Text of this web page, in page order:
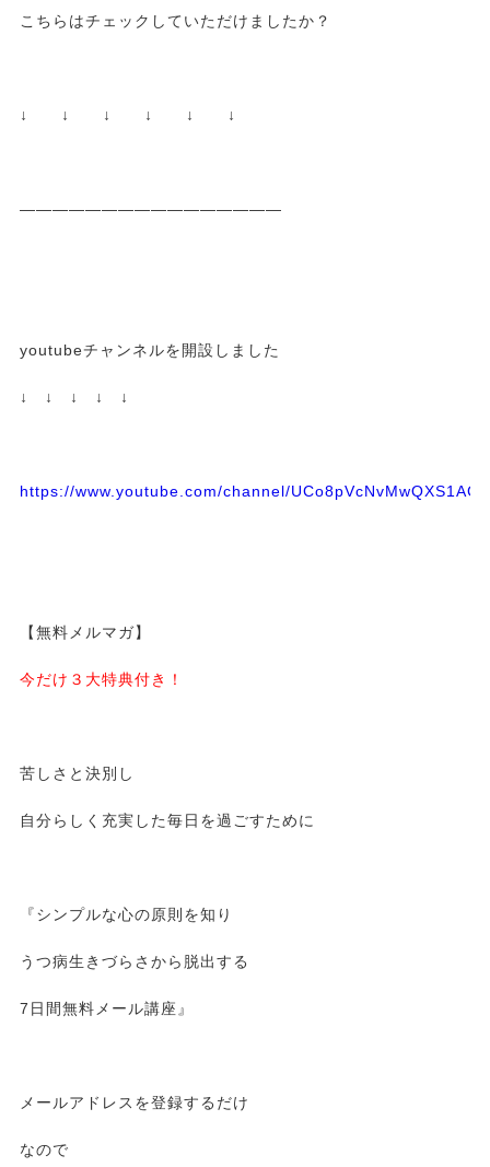
こちらはチェックしていただけましたか？
↓ ↓ ↓ ↓ ↓ ↓
————————————————
youtubeチャンネルを開設しました
↓ ↓ ↓ ↓ ↓
https://www.youtube.com/channel/
【無料メルマガ】
今だけ３大特典付き！
苦しさと決別し
自分らしく充実した毎日を過ごすために
『シンプルな心の原則を知り
うつ病生きづらさから脱出する
7日間無料メール講座』
メールアドレスを登録するだけ
なので